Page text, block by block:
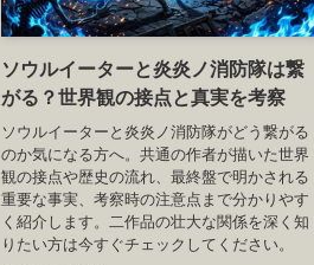
ソウルイーターと炎炎ノ消防隊は繋
がる？世界観の接点と真実を考察
ソウルイーターと炎炎ノ消防隊がどう繋がる
のか気になる方へ。共通の作者が描いた世界
観の接点や歴史の流れ、最終盤で明かされる
重要な事実、考察時の注意点まで分かりやす
く紹介します。二作品の壮大な関係を深く知
りたい方は今すぐチェックしてください。